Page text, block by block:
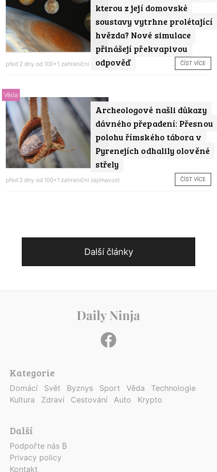
kterou z její domovské
soustavy vytrhne prolétající
hvězda? Nové simulace
přinášejí překvapivou
odpověď
před 2 dny od 100+1 zahraniční zajímavost ČÍST VÍCE
Archeologové našli důkazy
dávného přepadení: Přesnou
polohu římského tábora v
Pyrenejích odhalily olověné
střely
Věda
před 2 dny od 100+1 zahraniční zajímavost ČÍST VÍCE
Další články
Kategorie
Domácí Svět Byznys Sport Věda
Technologie
Kultura
Zdraví Cestování Auto Krypto
Další
Podpořte nás ₿
Privacy policy
Kontakt